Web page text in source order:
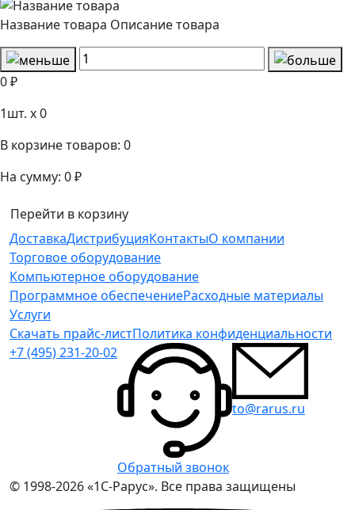
Название товара Описание товара
0 ₽
1шт. x0
В корзине товаров: 0
На сумму: 0 ₽
Перейти в корзину
ДоставкаДистрибуцияКонтактыО компании
Торговое оборудование
Компьютерное оборудование
Программное обеспечениеРасходные материалы
Услуги
Скачать прайс-листПолитика конфиденциальности
+7 (495) 231-20-02
Обратный звонок
to@rarus.ru
© 1998-2026 «1С-Рарус». Все права защищены